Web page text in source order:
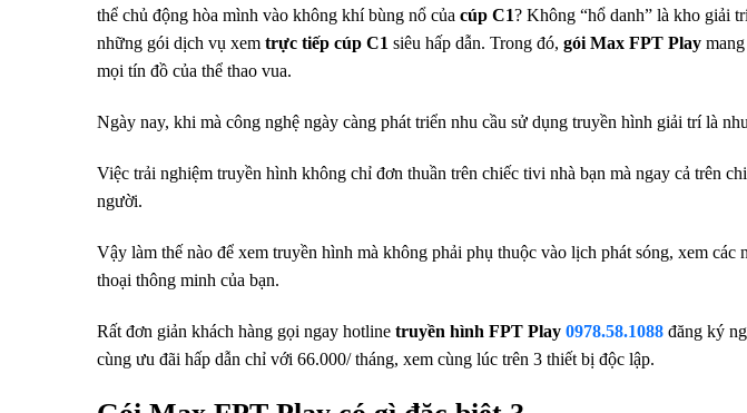
thể chủ động hòa mình vào không khí bùng nổ của cúp C1? Không “hổ danh” là kho giải
những gói dịch vụ xem trực tiếp cúp C1 siêu hấp dẫn. Trong đó, gói Max FPT Play
mọi tín đồ của thể thao vua.
Ngày nay, khi mà công nghệ ngày càng phát triển nhu cầu sử dụng truyền hình giải trí là
Việc trải nghiệm truyền hình không chỉ đơn thuần trên chiếc tivi nhà bạn mà ngay cả trên
người.
Vậy làm thế nào để xem truyền hình mà không phải phụ thuộc vào lịch phát sóng, xem
thoại thông minh của bạn.
Rất đơn giản khách hàng gọi ngay hotline truyền hình FPT Play 0978.58.1088 đăng ký
cùng ưu đãi hấp dẫn chỉ với 66.000/ tháng, xem cùng lúc trên 3 thiết bị độc lập.